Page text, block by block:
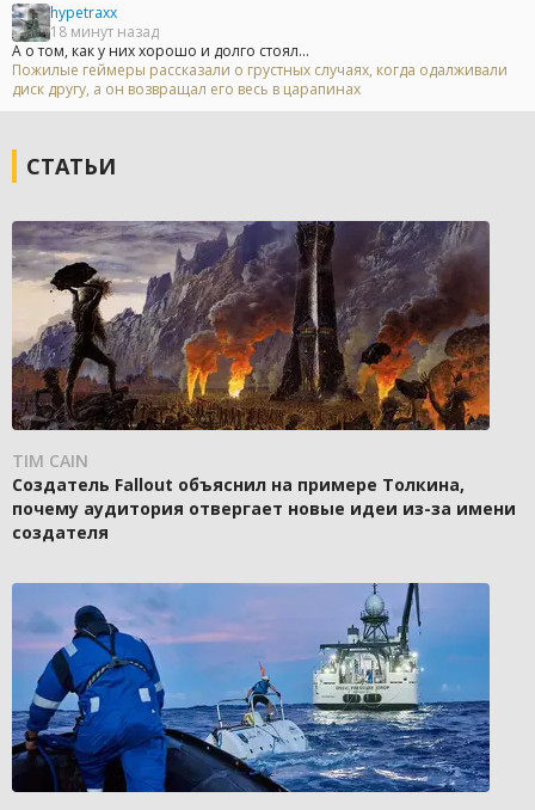
hypetraxx
18 минут назад
А о том, как у них хорошо и долго стоял...
Пожилые геймеры рассказали о грустных случаях, когда одалживали
диск другу, а он возвращал его весь в царапинах
СТАТЬИ
TIM CAIN
Создатель Fallout объяснил на примере Толкина,
почему аудитория отвергает новые идеи из-за имени
создателя